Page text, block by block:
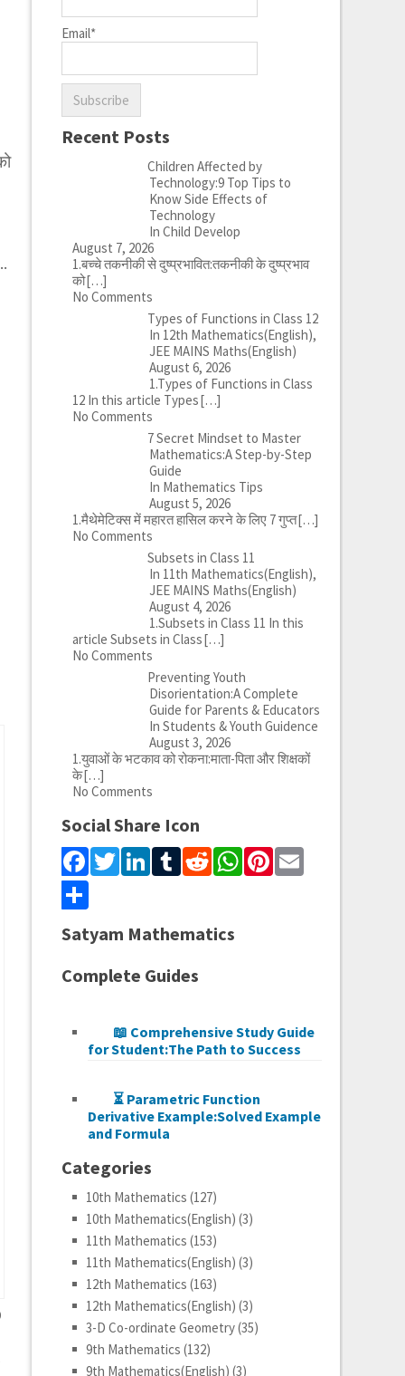
Email*
Recent Posts
Children Affected by
Technology:9 Top Tips to
Know Side Effects of
Technology
In Child Develop
August 7, 2026
1.बच्चे तकनीकी से दुष्प्रभावित:तकनीकी के दुष्प्रभाव
को[…]
No Comments
Types of Functions in Class 12
In 12th Mathematics(English),
JEE MAINS Maths(English)
August 6, 2026
1.Types of Functions in Class
12 In this article Types[…]
No Comments
7 Secret Mindset to Master
Mathematics:A Step-by-Step
Guide
In Mathematics Tips
August 5, 2026
1.मैथेमेटिक्स में महारत हासिल करने के लिए 7 गुप्त[…]
No Comments
Subsets in Class 11
In 11th Mathematics(English),
JEE MAINS Maths(English)
August 4, 2026
1.Subsets in Class 11 In this
article Subsets in Class[…]
No Comments
Preventing Youth
Disorientation:A Complete
Guide for Parents & Educators
In Students & Youth Guidence
August 3, 2026
1.युवाओं के भटकाव को रोकना:माता-पिता और शिक्षकों
के[…]
No Comments
Social Share Icon
Facebook
Twitter
LinkedIn
Tumblr
Reddit
WhatsApp
Pinterest
Email
Share
Satyam Mathematics
Complete Guides
📖 Comprehensive Study Guide
for Student:The Path to Success
⏳ Parametric Function
Derivative Example:Solved Example
and Formula
Categories
10th Mathematics (127)
10th Mathematics(English) (3)
11th Mathematics (153)
11th Mathematics(English) (3)
12th Mathematics (163)
12th Mathematics(English) (3)
3-D Co-ordinate Geometry(35)
9th Mathematics (132)
9th Mathematics(English) (3)